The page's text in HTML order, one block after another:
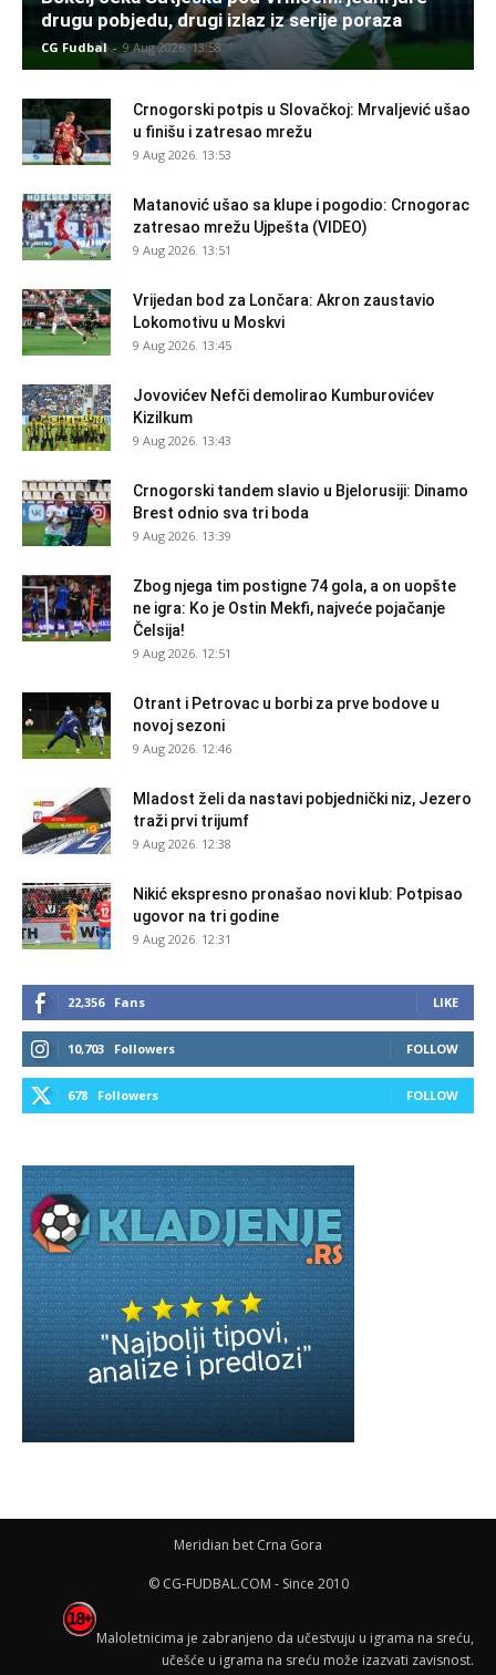
drugu pobjedu, drugi izlaz iz serije poraza
CG Fudbal - 9 Aug 2026. 13:58
Crnogorski potpis u Slovačkoj: Mrvaljević ušao
u finišu i zatresao mrežu
9 Aug 2026. 13:53
Matanović ušao sa klupe i pogodio: Crnogorac
zatresao mrežu Ujpešta (VIDEO)
9 Aug 2026. 13:51
Vrijedan bod za Lončara: Akron zaustavio
Lokomotivu u Moskvi
9 Aug 2026. 13:45
Jovovićev Nefči demolirao Kumburovićev
Kizilkum
9 Aug 2026. 13:43
Crnogorski tandem slavio u Bjelorusiji: Dinamo
Brest odnio sva tri boda
9 Aug 2026. 13:39
Zbog njega tim postigne 74 gola, a on uopšte
ne igra: Ko je Ostin Mekfi, najveće pojačanje
Čelsija!
9 Aug 2026. 12:51
Otrant i Petrovac u borbi za prve bodove u
novoj sezoni
9 Aug 2026. 12:46
Mladost želi da nastavi pobjednički niz, Jezero
traži prvi trijumf
9 Aug 2026. 12:38
Nikić ekspresno pronašao novi klub: Potpisao
ugovor na tri godine
9 Aug 2026. 12:31
22,356 Fans LIKE
10,703 Followers FOLLOW
678 Followers FOLLOW
Meridian bet Crna Gora
© CG-FUDBAL.COM - Since 2010
Maloletnicima je zabranjeno da učestvuju u igrama na sreću,
učešće u igrama na sreću može izazvati zavisnost.